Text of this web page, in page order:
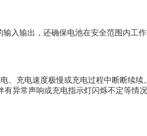
入输出，还确保电池在安全范围内工
、充电速度极慢或充电过程中断断续
异常声响或充电指示灯闪烁不定等情